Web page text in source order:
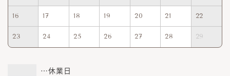
16 17 18 19 20 21 22
23 24 25 26 27 28 29
…休業日